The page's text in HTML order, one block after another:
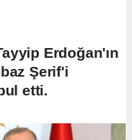
Erdoğan'ın
Şerif'i
etti.